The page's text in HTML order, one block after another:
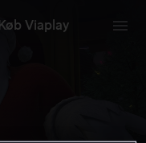
Køb Viaplay